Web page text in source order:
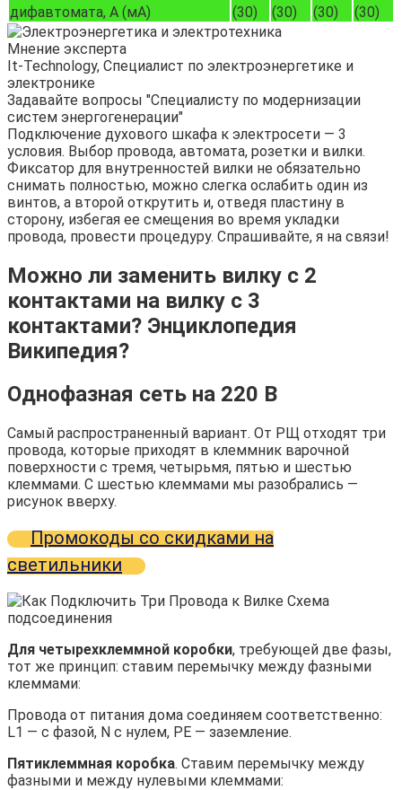
дифавтомата, А (мА)
(30)
(30)
(30)
(30)
Мнение эксперта
It-Technology, Cпециалист по электроэнергетике и
электронике
Задавайте вопросы "Специалисту по модернизации
систем энергогенерации"
Подключение духового шкафа к электросети — 3
условия. Выбор провода, автомата, розетки и вилки.
Фиксатор для внутренностей вилки не обязательно
снимать полностью, можно слегка ослабить один из
винтов, а второй открутить и, отведя пластину в
сторону, избегая ее смещения во время укладки
провода, провести процедуру. Спрашивайте, я на связи!
Можно ли заменить вилку с 2
контактами на вилку с 3
контактами? Энциклопедия
Википедия?
Однофазная сеть на 220 В
Самый распространенный вариант. От РЩ отходят три
провода, которые приходят в клеммник варочной
поверхности с тремя, четырьмя, пятью и шестью
клеммами. С шестью клеммами мы разобрались —
рисунок вверху.
Промокоды со скидками на
светильники
Для четырехклеммной коробки, требующей две фазы,
тот же принцип: ставим перемычку между фазными
клеммами:
Провода от питания дома соединяем соответственно:
L1 — с фазой, N с нулем, РЕ — заземление.
Пятиклеммная коробка. Ставим перемычку между
фазными и между нулевыми клеммами: